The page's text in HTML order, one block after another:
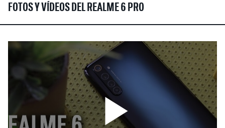
FOTOS Y VÍDEOS DEL REALME 6 PRO